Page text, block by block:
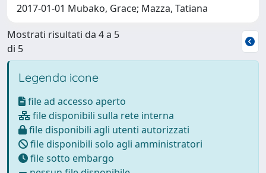
2017-01-01 Mubako, Grace; Mazza, Tatiana
Mostrati risultati da 4 a 5
di 5
Legenda icone
file ad accesso aperto
file disponibili sulla rete interna
file disponibili agli utenti autorizzati
file disponibili solo agli amministratori
file sotto embargo